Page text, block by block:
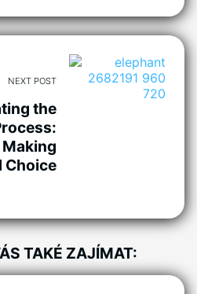
NEXT POST
the
Choice
TAKÉ ZAJÍMAT: